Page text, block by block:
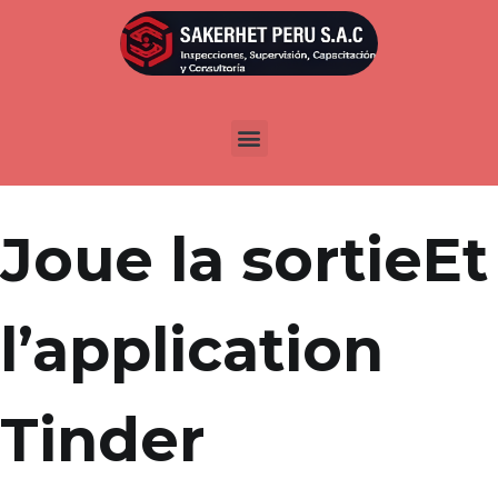
Publicada enabril 2, 2022
Pour un avertissement encore rigoureux, ! rendez-
Joue la sortieEt
l’application
Tinder